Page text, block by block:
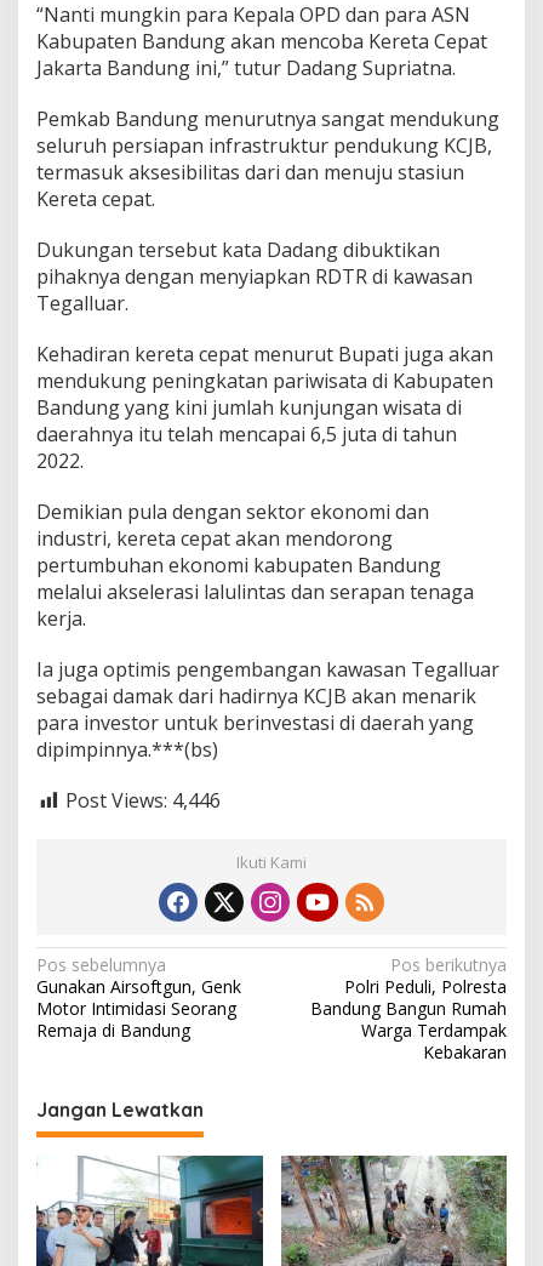
e
k
d
a
e
r
“Nanti mungkin para Kepala OPD dan para ASN
Kabupaten Bandung akan mencoba Kereta Cepat
Jakarta Bandung ini,” tutur Dadang Supriatna.
Pemkab Bandung menurutnya sangat mendukung
seluruh persiapan infrastruktur pendukung KCJB,
termasuk aksesibilitas dari dan menuju stasiun
Kereta cepat.
Dukungan tersebut kata Dadang dibuktikan
pihaknya dengan menyiapkan RDTR di kawasan
Tegalluar.
Kehadiran kereta cepat menurut Bupati juga akan
mendukung peningkatan pariwisata di Kabupaten
Bandung yang kini jumlah kunjungan wisata di
daerahnya itu telah mencapai 6,5 juta di tahun
2022.
Demikian pula dengan sektor ekonomi dan
industri, kereta cepat akan mendorong
pertumbuhan ekonomi kabupaten Bandung
melalui akselerasi lalulintas dan serapan tenaga
kerja.
Ia juga optimis pengembangan kawasan Tegalluar
sebagai damak dari hadirnya KCJB akan menarik
para investor untuk berinvestasi di daerah yang
dipimpinnya.***(bs)
Post Views: 4,446
Ikuti Kami
N
a
v
g
a
s
i
p
Pos sebelumnya
Gunakan Airsoftgun, Genk
Motor Intimidasi Seorang
Remaja di Bandung
Pos berikutnya
Polri Peduli, Polresta
Bandung Bangun Rumah
Warga Terdampak
Kebakaran
Jangan Lewatkan